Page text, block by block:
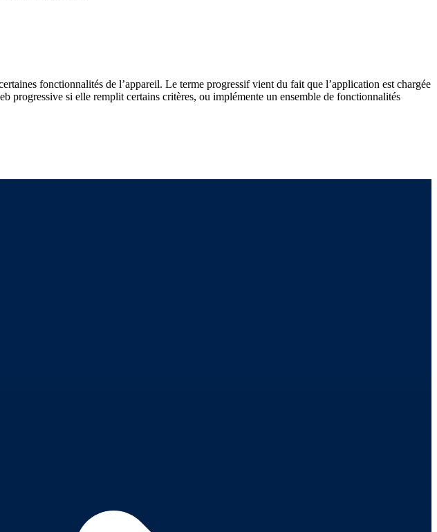
fonctionnalités de l’appareil. Le terme progressif vient du fait que l’application est chargée
progressive si elle remplit certains critères, ou implémente un ensemble de fonctionnalités